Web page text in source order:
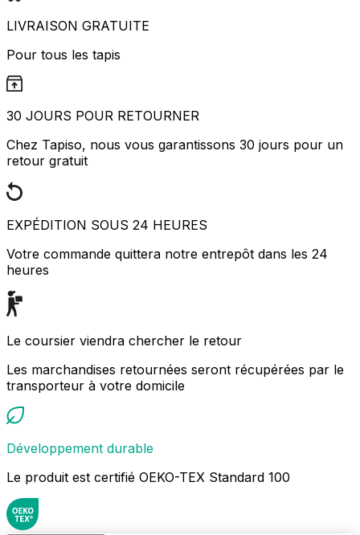
LIVRAISON GRATUITE
Pour tous les tapis
30 JOURS POUR RETOURNER
Chez Tapiso, nous vous garantissons 30 jours pour un
retour gratuit
EXPÉDITION SOUS 24 HEURES
Votre commande quittera notre entrepôt dans les 24
heures
Le coursier viendra chercher le retour
Les marchandises retournées seront récupérées par le
transporteur à votre domicile
Développement durable
Le produit est certifié OEKO-TEX Standard 100